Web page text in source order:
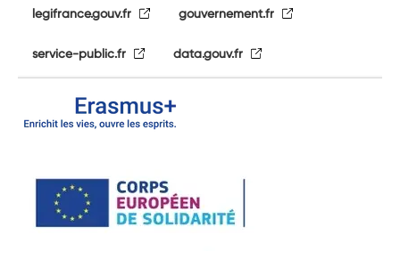
legifrance.gouv.fr gouvernement.fr
service-public.fr data.gouv.fr